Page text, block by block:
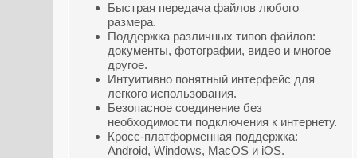
Быстрая передача файлов любого
размера.
Поддержка различных типов файлов:
документы, фотографии, видео и многое
другое.
Интуитивно понятный интерфейс для
легкого использования.
Безопасное соединение без
необходимости подключения к интернету.
Кросс-платформенная поддержка:
Android, Windows, MacOS и iOS.